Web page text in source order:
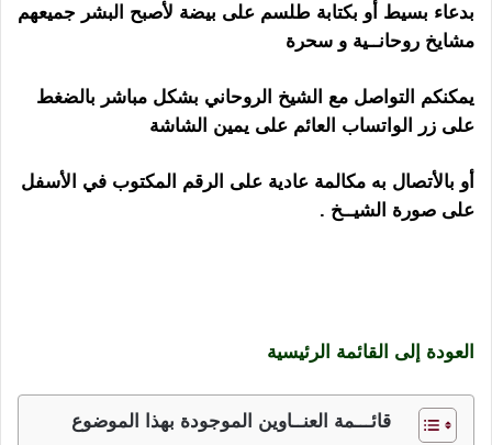
بدعاء بسيط أو بكتابة طلسم على بيضة لأصبح البشر جميعهم
مشايخ روحانــية و سحرة
يمكنكم التواصل مع الشيخ الروحاني بشكل مباشر بالضغط
على زر الواتساب العائم على يمين الشاشة
أو بالأتصال به مكالمة عادية على الرقم المكتوب في الأسفل
على صورة الشيــخ .
العودة إلى القائمة الرئيسية
قائـــمة العنــاوين الموجودة بهذا الموضوع